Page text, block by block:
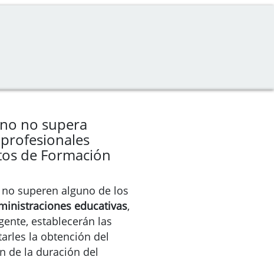
no supera
de Formación
superen alguno de los
educativas,
establecerán las
la obtención del
de la duración del